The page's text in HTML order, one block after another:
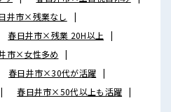
井市×残業なし
春日井市×残業 20H以上
市×女性多め
春日井市×30代が活躍
春日井市×50代以上も活躍